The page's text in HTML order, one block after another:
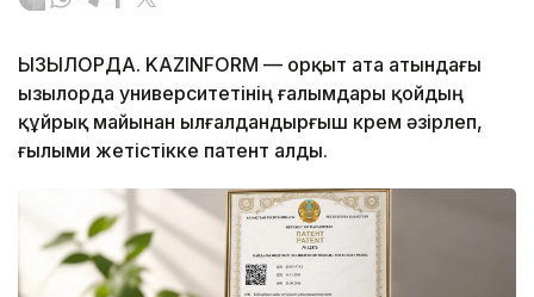
ҚЫЗЫЛОРДА. KAZINFORM — Қорқыт ата атындағы
Қызылорда университетінің ғалымдары қойдың
құйрық майынан ылғалдандырғыш крем әзірлеп,
ғылыми жетістікке патент алды.